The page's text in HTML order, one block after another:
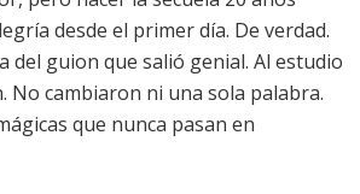
desde el primer día. De verdad.
del guion que salió genial. Al estudio
No cambiaron ni una sola palabra.
que nunca pasan en